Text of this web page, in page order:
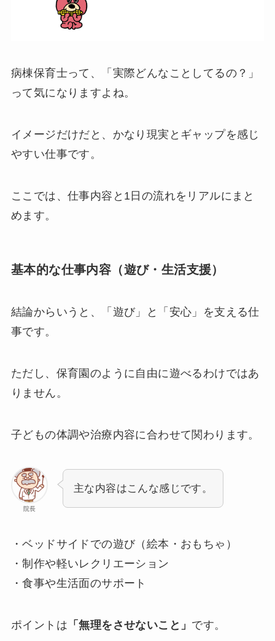
病棟保育士って、「実際どんなことしてるの？」
って気になりますよね。
イメージだけだと、かなり現実とギャップを感じ
やすい仕事です。
ここでは、仕事内容と1日の流れをリアルにまと
めます。
基本的な仕事内容（遊び・生活支援）
結論からいうと、「遊び」と「安心」を支える仕
事です。
ただし、保育園のように自由に遊べるわけではあ
りません。
子どもの体調や治療内容に合わせて関わります。
院長
主な内容はこんな感じです。
・ベッドサイドでの遊び（絵本・おもちゃ）
・制作や軽いレクリエーション
・食事や生活面のサポート
ポイントは 「無理をさせないこと」 です。